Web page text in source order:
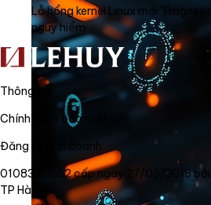
Lỗ hổng kernel Linux mới
nguy hiểm
Thông tin
Chính sách bảo mật
Đăng ký kinh doanh
0108340562 cấp ngày 27/06/2018 bởi
TP Hà Nội